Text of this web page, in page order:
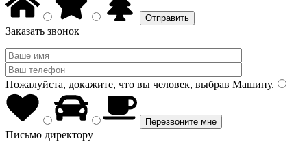
Заказать звонок
Пожалуйста, докажите, что вы человек, выбрав Машину.
Письмо директору